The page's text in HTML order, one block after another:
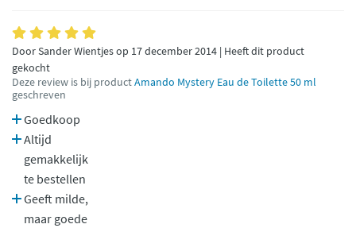
Door Sander Wientjes op 17 december 2014 | Heeft dit product
gekocht
Deze review is bij productAmando Mystery Eau de Toilette 50 ml
geschreven
Goedkoop
Altijd
gemakkelijk
te bestellen
Geeft milde,
maar goede